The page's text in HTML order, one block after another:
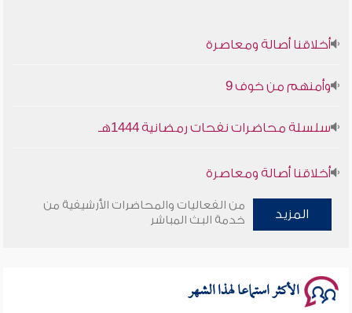
أخلاقنا أصالة ومعاصرة
وأمنهم من خوف 9
سلسلة محاضرات نفحات رمضانية 1444هـ
أخلاقنا أصالة ومعاصرة
وأمنهم من خوف 9
المزيد
من الفعاليات والمحاضرات الأرشيفية من
خدمة البث المباشر
الأكثر استماعا لهذا الشهر